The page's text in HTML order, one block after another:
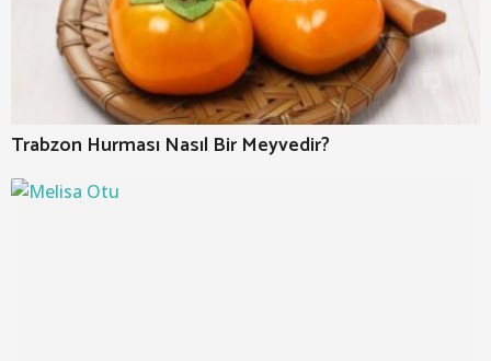
Trabzon Hurması Nasıl Bir Meyvedir?